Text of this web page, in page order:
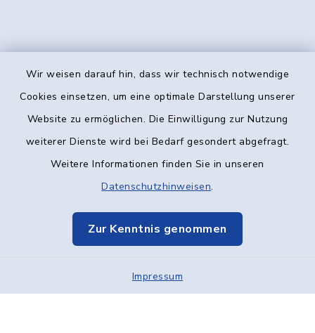
Wir weisen darauf hin, dass wir technisch notwendige
Cookies einsetzen, um eine optimale Darstellung unserer
Website zu ermöglichen. Die Einwilligung zur Nutzung
weiterer Dienste wird bei Bedarf gesondert abgefragt.
Weitere Informationen finden Sie in unseren
Datenschutzhinweisen.
Zur Kenntnis genommen
Impressum
Kontakt
Datenschutz
Elektronische Kommunikation
Sitemap